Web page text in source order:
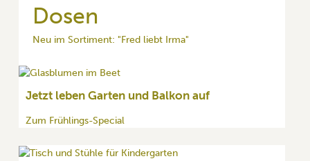
Dosen
Neu im Sortiment: "Fred liebt Irma"
Jetzt leben Garten und Balkon auf
Zum Frühlings-Special